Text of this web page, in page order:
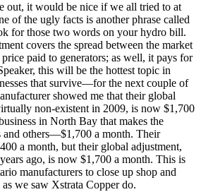
out, it would be nice if we all tried to at
of the ugly facts is another phrase called
for those two words on your hydro bill.
covers the spread between the market
paid to generators; as well, it pays for
this will be the hottest topic in
that survive—for the next couple of
showed me that their global
non-existent in 2009, is now $1,700
in North Bay that makes the
and others—$1,700 a month. Their
a month, but their global adjustment,
ago, is now $1,700 a month. This is
manufacturers to close up shop and
we saw Xstrata Copper do.